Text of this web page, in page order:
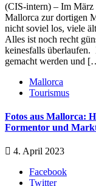
(CIS-intern) – Im März
Mallorca zur dortigen
nicht soviel los, viele
Alles ist noch recht
keinesfalls überlaufen.
gemacht werden und
Mallorca
Tourismus
Fotos aus Mallorca:
Formentor und
4. April 2023
Facebook
Twitter